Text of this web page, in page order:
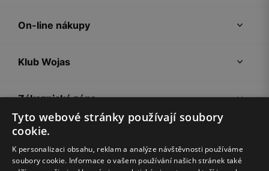
On-line nákupy
Klub Wojas
Zákaznická zóna
Společnost Wojas
Tyto webové stránky používají soubory
cookie.
K personalizaci obsahu, reklam a analýze návštěvnosti používáme
soubory cookie. Informace o vašem používání našich stránek také